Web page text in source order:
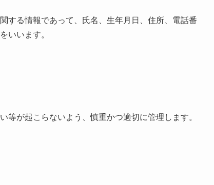
する情報であって、氏名、生年月日、住所、電話番
いいます。
等が起こらないよう、慎重かつ適切に管理します。